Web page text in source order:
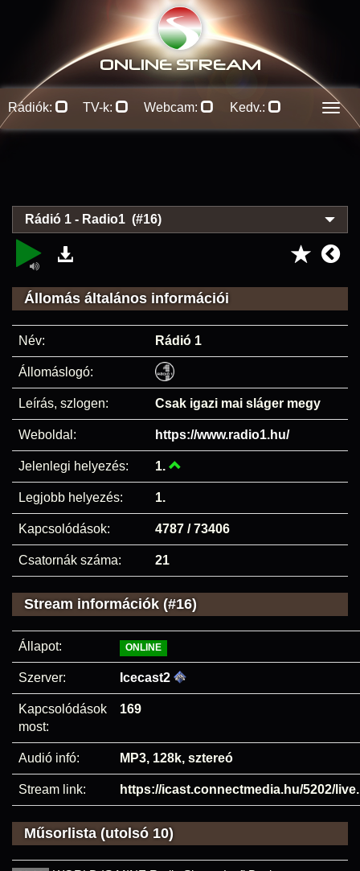
ONLINE STREAM
Rádiók: TV-k: Webcam: Kedv.:
Rádió 1 - Radio1 (#16)
Állomás általános információi
Név: Rádió 1
Állomáslogó:
Leírás, szlogen: Csak igazi mai sláger megy
Weboldal: https://www.radio1.hu/
Jelenlegi helyezés: 1.
Legjobb helyezés: 1.
Kapcsolódások: 4787 / 73406
Csatornák száma: 21
Stream információk (#16)
Állapot: ONLINE
Szerver: Icecast2
Kapcsolódások
most:
169
Audió infó: MP3, 128k, sztereó
Stream link: https://icast.connectmedia.hu/5202/
Műsorlista (utolsó 10)